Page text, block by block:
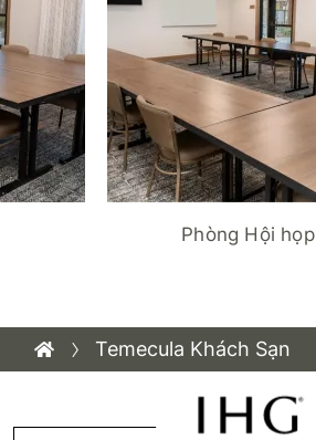
Phòng Hội họp
Temecula Khách Sạn